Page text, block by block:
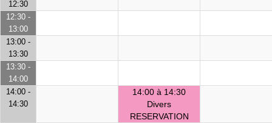
12:30
12:30 -
13:00
13:00 -
13:30
13:30 -
14:00
14:00 -
14:30
14:00 à 14:30
Divers
RESERVATION